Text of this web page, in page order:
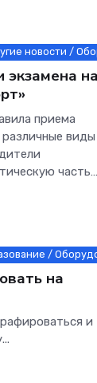
новости /
экзамена на
приема
различные виды
часть
/
на
и